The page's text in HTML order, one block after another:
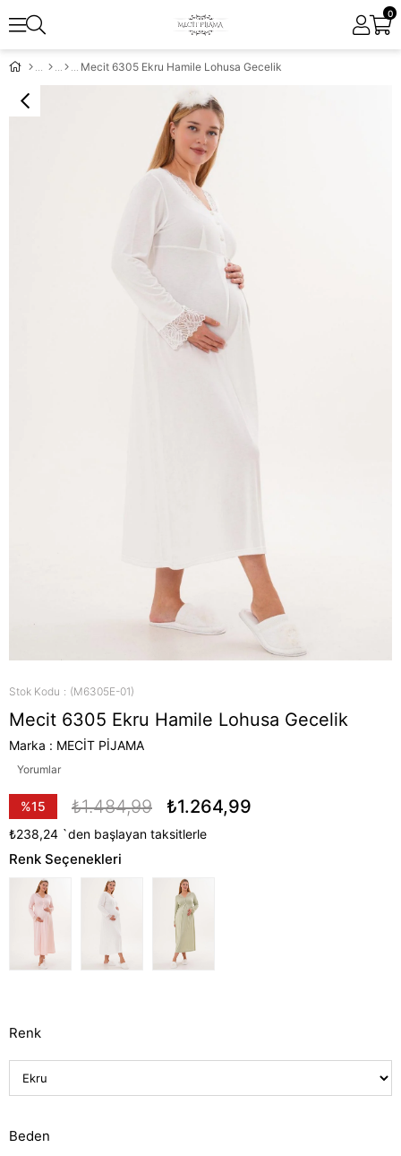
0
Mecit 6305 Ekru Hamile Lohusa Gecelik
Stok Kodu (M6305E-01)
Mecit 6305 Ekru Hamile Lohusa Gecelik
Marka : MECİT PİJAMA
Yorumlar
%15
İndirim
₺1.484,99 ₺1.264,99
₺238,24 `den başlayan taksitlerle
Renk Seçenekleri
Renk
Beden